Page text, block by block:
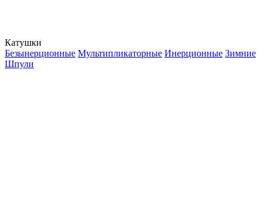
Катушки
Безынерционные Мультипликаторные Инерционные Зимние
Шпули